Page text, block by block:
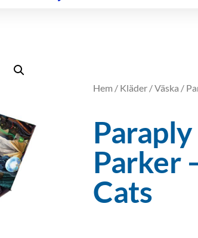
Hem / Kläder /Väska /
Paraply
Parker
Cats